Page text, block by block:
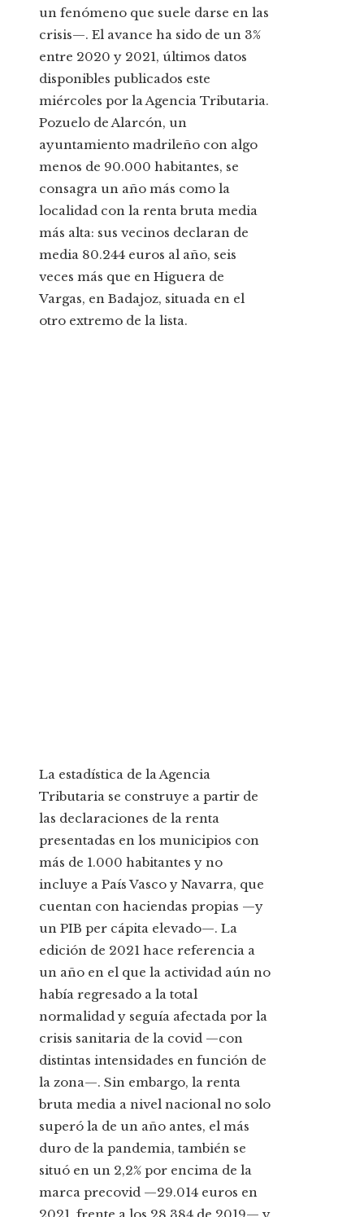
un fenómeno que suele darse en las
crisis—. El avance ha sido de un 3%
entre 2020 y 2021, últimos datos
disponibles publicados este
miércoles por la Agencia Tributaria.
Pozuelo de Alarcón, un
ayuntamiento madrileño con algo
menos de 90.000 habitantes, se
consagra un año más como la
localidad con la renta bruta media
más alta: sus vecinos declaran de
media 80.244 euros al año, seis
veces más que en Higuera de
Vargas, en Badajoz, situada en el
otro extremo de la lista.
La estadística de la Agencia
Tributaria se construye a partir de
las declaraciones de la renta
presentadas en los municipios con
más de 1.000 habitantes y no
incluye a País Vasco y Navarra, que
cuentan con haciendas propias —y
un PIB per cápita elevado—. La
edición de 2021 hace referencia a
un año en el que la actividad aún no
había regresado a la total
normalidad y seguía afectada por la
crisis sanitaria de la covid —con
distintas intensidades en función de
la zona—. Sin embargo, la renta
bruta media a nivel nacional no solo
superó la de un año antes, el más
duro de la pandemia, también se
situó en un 2,2% por encima de la
marca precovid —29.014 euros en